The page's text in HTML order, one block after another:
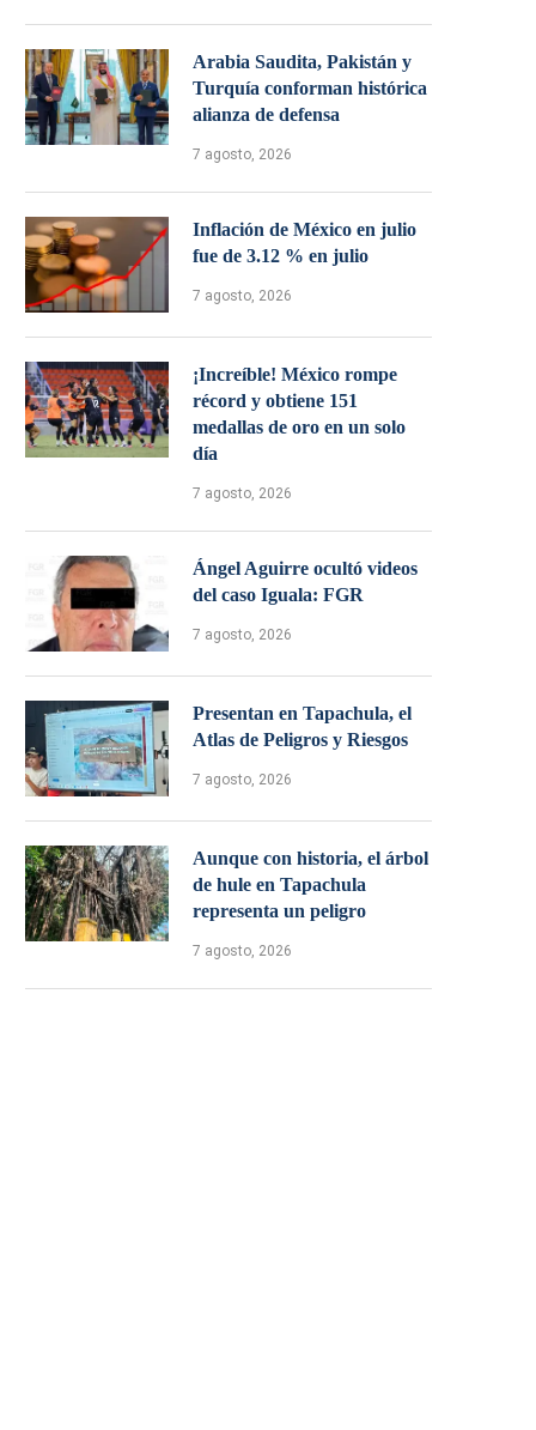
Arabia Saudita, Pakistán y
Turquía conforman histórica
alianza de defensa
7 agosto, 2026
Inflación de México en julio
fue de 3.12 % en julio
7 agosto, 2026
¡Increíble! México rompe
récord y obtiene 151
medallas de oro en un solo
día
7 agosto, 2026
Ángel Aguirre ocultó videos
del caso Iguala: FGR
7 agosto, 2026
Presentan en Tapachula, el
Atlas de Peligros y Riesgos
7 agosto, 2026
Aunque con historia, el árbol
de hule en Tapachula
representa un peligro
7 agosto, 2026